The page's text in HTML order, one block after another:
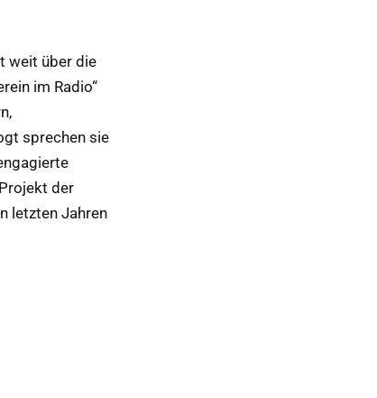
weit über die
im Radio“
sprechen sie
der
letzten Jahren